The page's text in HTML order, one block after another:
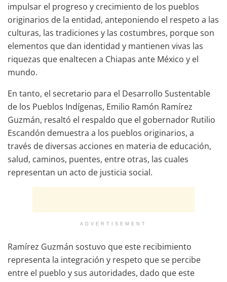
impulsar el progreso y crecimiento de los pueblos
originarios de la entidad, anteponiendo el respeto a las
culturas, las tradiciones y las costumbres, porque son
elementos que dan identidad y mantienen vivas las
riquezas que enaltecen a Chiapas ante México y el
mundo.
En tanto, el secretario para el Desarrollo Sustentable
de los Pueblos Indígenas, Emilio Ramón Ramírez
Guzmán, resaltó el respaldo que el gobernador Rutilio
Escandón demuestra a los pueblos originarios, a
través de diversas acciones en materia de educación,
salud, caminos, puentes, entre otras, las cuales
representan un acto de justicia social.
ADVERTISEMENT
Ramírez Guzmán sostuvo que este recibimiento
representa la integración y respeto que se percibe
entre el pueblo y sus autoridades, dado que este